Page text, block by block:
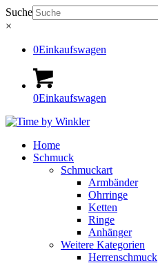
Suche
×
0Einkaufswagen
0Einkaufswagen
Home
Schmuck
Schmuckart
Armbänder
Ohrringe
Ketten
Ringe
Anhänger
Weitere Kategorien
Herrenschmuck